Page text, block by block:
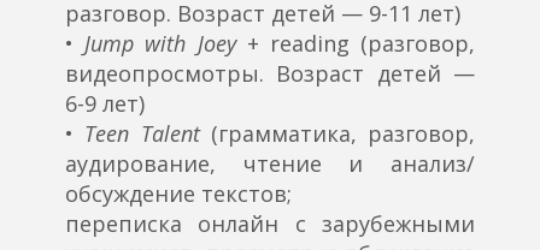
разговор. Возраст детей — 9-11 лет)
•Jump with Joey+ reading (разговор,
видеопросмотры. Возраст детей —
6-9 лет)
• Teen Talent(грамматика, разговор,
аудирование, чтение и анализ/
обсуждение текстов;
переписка онлайн с зарубежными